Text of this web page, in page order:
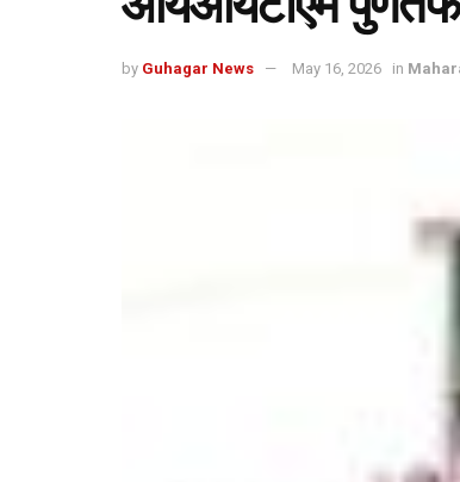
by Guhagar News May 16, 2026 in